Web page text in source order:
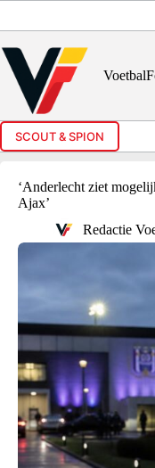
inhoud
SCOUT & SPION
‘Anderlecht ziet
Ajax’
Redactie